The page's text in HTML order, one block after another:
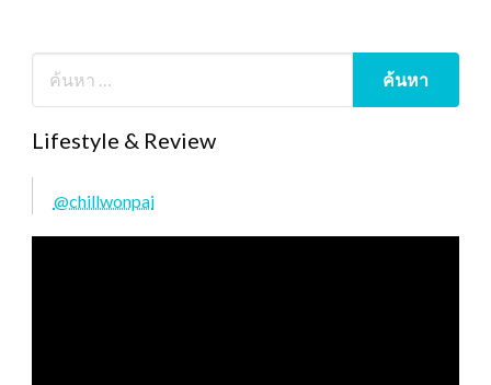
Lifestyle & Review
@chillwonpai